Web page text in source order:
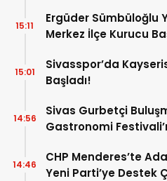
Ergüder Sümbüloğlu
Merkez İlçe Kurucu
15:11
Sivasspor’da
Başladı!
15:01
Sivas Gurbetçi
Gastronomi
14:56
CHP Menderes’te
Yeni Parti’ye Destek
14:46